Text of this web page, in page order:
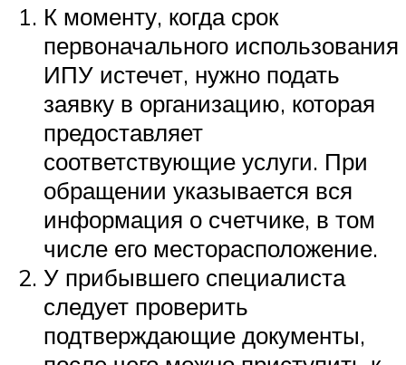
К моменту, когда срок
первоначального использования
ИПУ истечет, нужно подать
заявку в организацию, которая
предоставляет
соответствующие услуги. При
обращении указывается вся
информация о счетчике, в том
числе его месторасположение.
У прибывшего специалиста
следует проверить
подтверждающие документы,